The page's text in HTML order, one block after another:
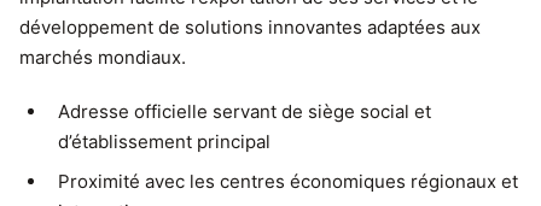
développement de solutions innovantes adaptées aux
marchés mondiaux.
Adresse officielle servant de siège social et
d’établissement principal
Proximité avec les centres économiques régionaux et